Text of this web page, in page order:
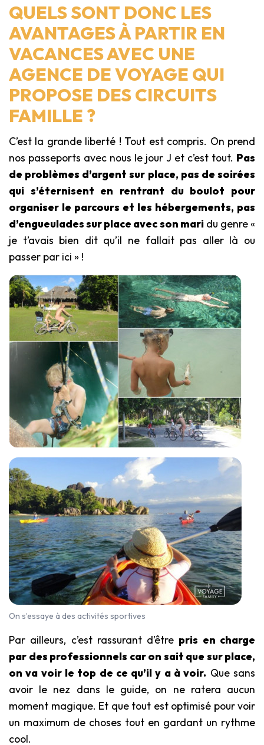
QUELS SONT DONC LES
AVANTAGES À PARTIR EN
VACANCES AVEC UNE
AGENCE DE VOYAGE QUI
PROPOSE DES CIRCUITS
FAMILLE ?
C’est la grande liberté ! Tout est compris. On prend
nos passeports avec nous le jour J et c’est tout. Pas
de problèmes d’argent sur place, pas de soirées
qui s’éternisent en rentrant du boulot pour
organiser le parcours et les hébergements, pas
d’engueulades sur place avec son maridu genre «
je t’avais bien dit qu’il ne fallait pas aller là ou
passer par ici » !
On s’essaye à des activités sportives
Par ailleurs, c’est rassurant d’être pris en charge
par des professionnels car on sait que sur place,
on va voir le top de ce qu’il y a à voir. Que sans
avoir le nez dans le guide, on ne ratera aucun
moment magique. Et que tout est optimisé pour voir
un maximum de choses tout en gardant un rythme
cool.